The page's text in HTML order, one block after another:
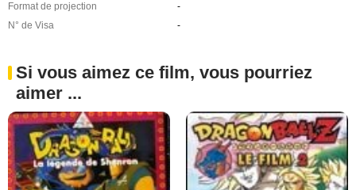
Format de projection
-
N° de Visa
-
Si vous aimez ce film, vous pourriez
aimer ...